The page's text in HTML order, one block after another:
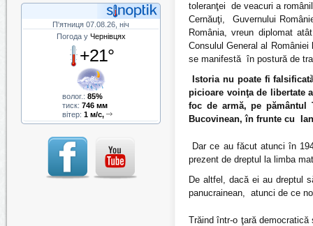
П'ятниця 07.08.26, ніч
Погода у Чернівцях
+21°
волог.: 85%
тиск: 746 мм
вітер: 1 м/с,
toleranţei de veacuri a
Cernăuţi, Guvernului
România, vreun diplomat
Consulul General al
se manifestă în postură de
Istoria nu poate fi
picioare voinţa de libertate
foc de armă, pe
Bucovinean, în frunte cu
Dar ce au făcut atunci în
prezent de dreptul la limba
De altfel, dacă ei au dreptul
panucrainean, atunci de ce
Trăind într-o ţară